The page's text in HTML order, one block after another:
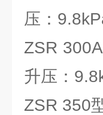
压：
ZSR
升压：
ZSR 350